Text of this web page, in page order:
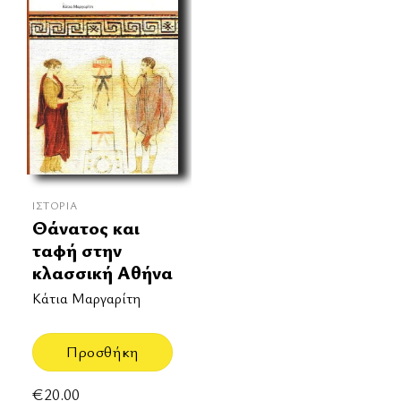
ΙΣΤΟΡΊΑ
Θάνατος και
ταφή στην
κλασσική Αθήνα
Κάτια Μαργαρίτη
Προσθήκη
€20.00